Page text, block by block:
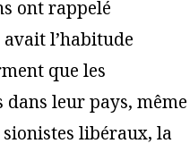
ont rappelé
l’habitude
que les
leur pays, même
libéraux, la